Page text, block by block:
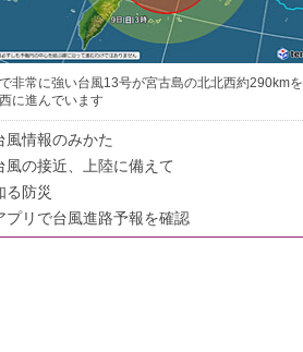
非常に強い台風13号が宮古島の北北西約290kmを
に進んでいます
風情報のみかた
風の接近、上陸に備えて
る防災
プリで台風進路予報を確認